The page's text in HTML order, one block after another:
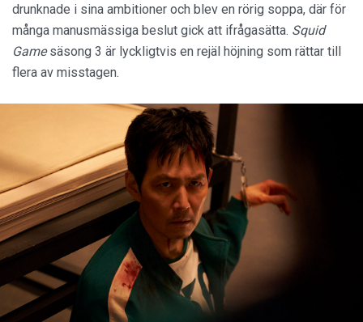
drunknade i sina ambitioner och blev en rörig soppa, där för
många manusmässiga beslut gick att ifrågasätta. Squid
Gamesäsong 3 är lyckligtvis en rejäl höjning som rättar till
flera av misstagen.